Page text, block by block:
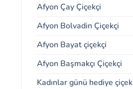
Afyon Çay Çiçekçi
Afyon Bolvadin Çiçekçi
Afyon Bayat çiçekçi
Afyon Başmakçı Çiçekçi
Kadınlar günü hediye çiçek